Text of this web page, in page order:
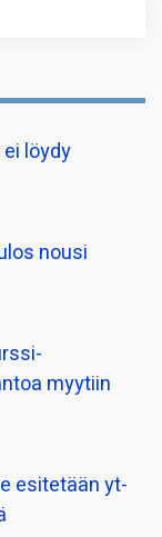
löydy
nousi
myytiin
esitetään yt-